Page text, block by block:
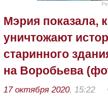
Мэрия показала,
уничтожают
старинного
на Воробьева
17 октября 2020, 15:22